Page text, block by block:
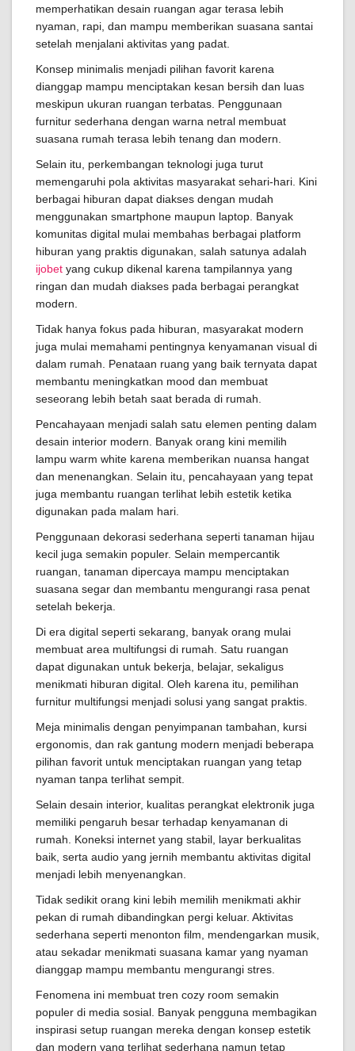
memperhatikan desain ruangan agar terasa lebih
nyaman, rapi, dan mampu memberikan suasana santai
setelah menjalani aktivitas yang padat.
Konsep minimalis menjadi pilihan favorit karena
dianggap mampu menciptakan kesan bersih dan luas
meskipun ukuran ruangan terbatas. Penggunaan
furnitur sederhana dengan warna netral membuat
suasana rumah terasa lebih tenang dan modern.
Selain itu, perkembangan teknologi juga turut
memengaruhi pola aktivitas masyarakat sehari-hari. Kini
berbagai hiburan dapat diakses dengan mudah
menggunakan smartphone maupun laptop. Banyak
komunitas digital mulai membahas berbagai platform
hiburan yang praktis digunakan, salah satunya adalah
ijobet yang cukup dikenal karena tampilannya yang
ringan dan mudah diakses pada berbagai perangkat
modern.
Tidak hanya fokus pada hiburan, masyarakat modern
juga mulai memahami pentingnya kenyamanan visual di
dalam rumah. Penataan ruang yang baik ternyata dapat
membantu meningkatkan mood dan membuat
seseorang lebih betah saat berada di rumah.
Pencahayaan menjadi salah satu elemen penting dalam
desain interior modern. Banyak orang kini memilih
lampu warm white karena memberikan nuansa hangat
dan menenangkan. Selain itu, pencahayaan yang tepat
juga membantu ruangan terlihat lebih estetik ketika
digunakan pada malam hari.
Penggunaan dekorasi sederhana seperti tanaman hijau
kecil juga semakin populer. Selain mempercantik
ruangan, tanaman dipercaya mampu menciptakan
suasana segar dan membantu mengurangi rasa penat
setelah bekerja.
Di era digital seperti sekarang, banyak orang mulai
membuat area multifungsi di rumah. Satu ruangan
dapat digunakan untuk bekerja, belajar, sekaligus
menikmati hiburan digital. Oleh karena itu, pemilihan
furnitur multifungsi menjadi solusi yang sangat praktis.
Meja minimalis dengan penyimpanan tambahan, kursi
ergonomis, dan rak gantung modern menjadi beberapa
pilihan favorit untuk menciptakan ruangan yang tetap
nyaman tanpa terlihat sempit.
Selain desain interior, kualitas perangkat elektronik juga
memiliki pengaruh besar terhadap kenyamanan di
rumah. Koneksi internet yang stabil, layar berkualitas
baik, serta audio yang jernih membantu aktivitas digital
menjadi lebih menyenangkan.
Tidak sedikit orang kini lebih memilih menikmati akhir
pekan di rumah dibandingkan pergi keluar. Aktivitas
sederhana seperti menonton film, mendengarkan musik,
atau sekadar menikmati suasana kamar yang nyaman
dianggap mampu membantu mengurangi stres.
Fenomena ini membuat tren cozy room semakin
populer di media sosial. Banyak pengguna membagikan
inspirasi setup ruangan mereka dengan konsep estetik
dan modern yang terlihat sederhana namun tetap